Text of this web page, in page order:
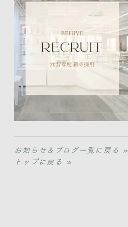
お知らせ＆ブログ一覧に戻る »
トップに戻る »